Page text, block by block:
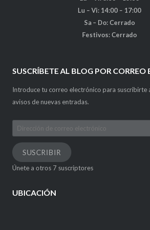
Lu – Vi: 14:00 – 17:00
Sa – Do: Cerrado
Festivos: Cerrado
SUSCRÍBETE AL BLOG POR CORREO
Introduce tu correo electrónico para suscribirte
avisos de nuevas entradas.
Dirección
de
correo
electrónico
SUSCRIBIR
Únete a otros 7 suscriptores
UBICACIÓN